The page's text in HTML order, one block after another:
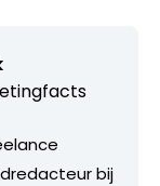
bij